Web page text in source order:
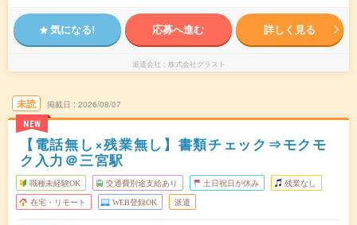
気になる! 応募へ進む 詳しく見る
派遣会社 株式会社グラスト
未読
NEW
掲載日 2026/08/07
【電話無し×残業無し】書類チェック⇒モクモ
ク入力＠三宮駅
職種未経験OK 交通費別途支給あり 土日祝日が休み 残業なし
在宅・リモート WEB登録OK 派遣